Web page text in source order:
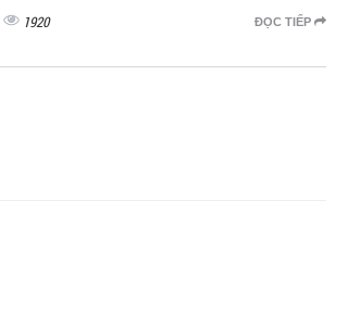
ĐỌC TIẾP
1920